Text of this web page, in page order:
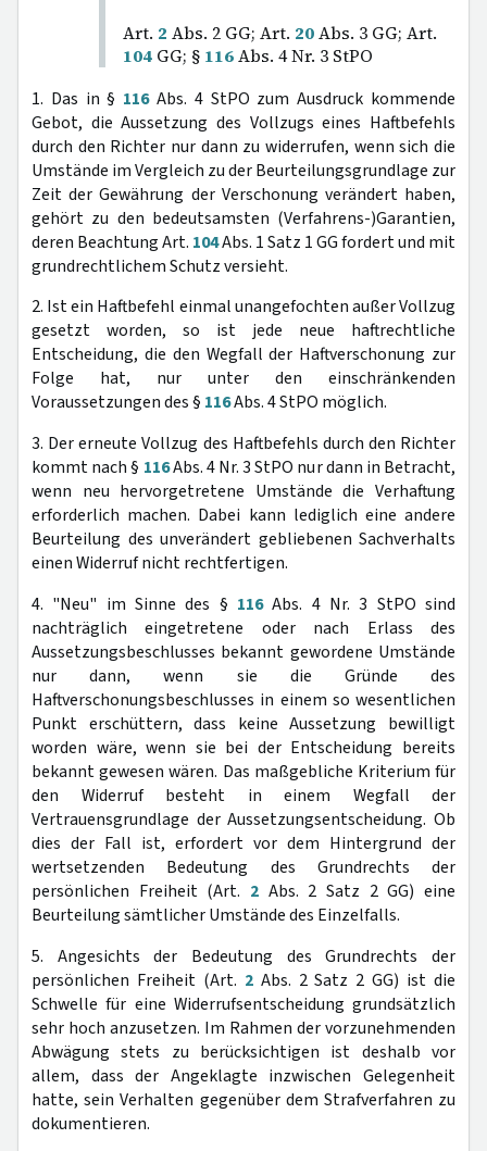
Art. 2 Abs. 2 GG; Art. 20Abs. 3 GG; Art.
104 GG; § 116Abs. 4 Nr. 3 StPO
1. Das in § 116Abs. 4 StPO zum Ausdruck kommende
Gebot, die Aussetzung des Vollzugs eines Haftbefehls
durch den Richter nur dann zu widerrufen, wenn sich die
Umstände im Vergleich zu der Beurteilungsgrundlage zur
Zeit der Gewährung der Verschonung verändert haben,
gehört zu den bedeutsamsten (Verfahrens-)Garantien,
deren Beachtung Art. 104Abs. 1 Satz 1 GG fordert und mit
grundrechtlichem Schutz versieht.
2. Ist ein Haftbefehl einmal unangefochten außer Vollzug
gesetzt worden, so ist jede neue haftrechtliche
Entscheidung, die den Wegfall der Haftverschonung zur
Folge hat, nur unter den einschränkenden
Voraussetzungen des § 116Abs. 4 StPO möglich.
3. Der erneute Vollzug des Haftbefehls durch den Richter
kommt nach § 116Abs. 4 Nr. 3 StPO nur dann in Betracht,
wenn neu hervorgetretene Umstände die Verhaftung
erforderlich machen. Dabei kann lediglich eine andere
Beurteilung des unverändert gebliebenen Sachverhalts
einen Widerruf nicht rechtfertigen.
4. "Neu" im Sinne des § 116Abs. 4 Nr. 3 StPO sind
nachträglich eingetretene oder nach Erlass des
Aussetzungsbeschlusses bekannt gewordene Umstände
nur dann, wenn sie die Gründe des
Haftverschonungsbeschlusses in einem so wesentlichen
Punkt erschüttern, dass keine Aussetzung bewilligt
worden wäre, wenn sie bei der Entscheidung bereits
bekannt gewesen wären. Das maßgebliche Kriterium für
den Widerruf besteht in einem Wegfall der
Vertrauensgrundlage der Aussetzungsentscheidung. Ob
dies der Fall ist, erfordert vor dem Hintergrund der
wertsetzenden Bedeutung des Grundrechts der
persönlichen Freiheit (Art. 2 Abs. 2 Satz 2 GG) eine
Beurteilung sämtlicher Umstände des Einzelfalls.
5. Angesichts der Bedeutung des Grundrechts der
persönlichen Freiheit (Art. 2Abs. 2 Satz 2 GG) ist die
Schwelle für eine Widerrufsentscheidung grundsätzlich
sehr hoch anzusetzen. Im Rahmen der vorzunehmenden
Abwägung stets zu berücksichtigen ist deshalb vor
allem, dass der Angeklagte inzwischen Gelegenheit
hatte, sein Verhalten gegenüber dem Strafverfahren zu
dokumentieren.